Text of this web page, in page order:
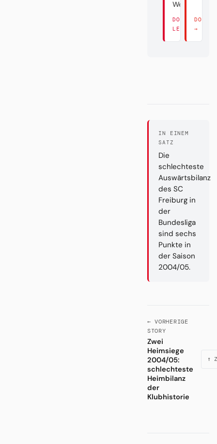
Weltverein
DORT
LESEN →
DORT
→
IN EINEM
SATZ
Die
schlechteste
Auswärtsbilanz
des SC
Freiburg in
der
Bundesliga
sind sechs
Punkte in
der Saison
2004/05.
← VORHERIGE
STORY
Zwei
Heimsiege
2004/05:
schlechteste
Heimbilanz
der
Klubhistorie
↑